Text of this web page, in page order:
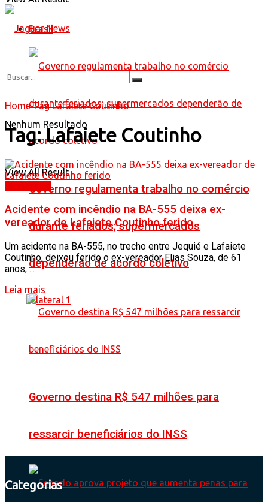
Brasil
Governo regulamenta trabalho no comércio
durante feriados; supermercados
dependerão de acordo coletivo
Governo destina R$ 547 milhões para
ressarcir beneficiários do INSS
Nenhum Resultado
View All Result
Home Tag Lafaiete Coutinho
Tag:Lafaiete Coutinho
Acidente com incêndio na BA-555 deixa ex-
vereador de Lafaiete Coutinho ferido
Um acidente na BA-555, no trecho entre Jequié e Lafaiete
Coutinho, deixou ferido o ex-vereador Elias Souza, de 61
anos, ...
Leia mais
Categorias